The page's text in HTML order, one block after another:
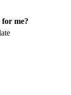
for me?